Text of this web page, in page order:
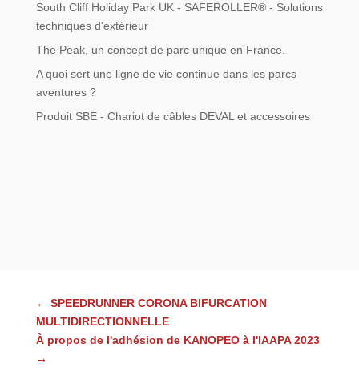
South Cliff Holiday Park UK - SAFEROLLER® - Solutions
techniques d'extérieur
The Peak, un concept de parc unique en France.
A quoi sert une ligne de vie continue dans les parcs
aventures ?
Produit SBE - Chariot de câbles DEVAL et accessoires
← SPEEDRUNNER CORONA BIFURCATION
MULTIDIRECTIONNELLE
À propos de l'adhésion de KANOPEO à l'IAAPA 2023
→